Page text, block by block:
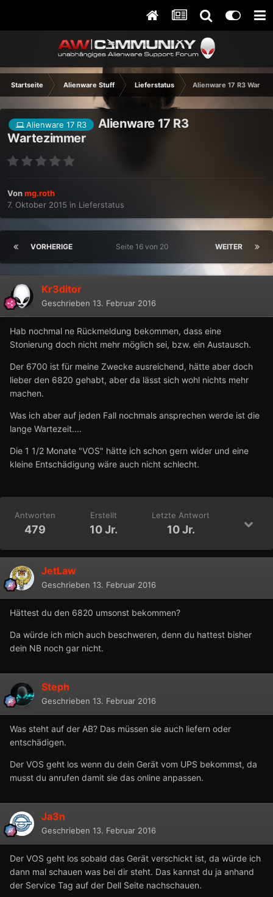
Startseite Alienware Stuff Lieferstatus Alienware 17 R3
Alienware 17 R3
Alienware 17 R3
Wartezimmer
Vonmg.roth
7. Oktober 2015 in Lieferstatus
VORHERIGE WEITER
Seite 16 von 20
Kr3ditor
Geschrieben 13. Februar 2016
Hab nochmal ne Rückmeldung bekommen, dass eine
Stonierung doch nicht mehr möglich sei, bzw. ein Austausch.
Der 6700 ist für meine Zwecke ausreichend, hätte aber doch
lieber den 6820 gehabt, aber da lässt sich wohl nichts mehr
machen.
Was ich aber auf jeden Fall nochmals ansprechen werde ist die
lange Wartezeit....
Die 1 1/2 Monate "VOS" hätte ich schon gern wider und eine
kleine Entschädigung wäre auch nicht schlecht.
Antworten
479
Erstellt
10 Jr.
Letzte Antwort
10 Jr.
JetLaw
Geschrieben 13. Februar 2016
Hättest du den 6820 umsonst bekommen?
Da würde ich mich auch beschweren, denn du hattest bisher
dein NB noch gar nicht.
Steph
Geschrieben 13. Februar 2016
Was steht auf der AB? Das müssen sie auch liefern oder
entschädigen.
Der VOS geht los wenn du dein Gerät vom UPS bekommst, da
musst du anrufen damit sie das online anpassen.
Ja3n
Geschrieben 13. Februar 2016
Der VOS geht los sobald das Gerät verschickt ist, da würde ich
dann mal schauen was bei dir steht. Das kannst du ja anhand
der Service Tag auf der Dell Seite nachschauen.